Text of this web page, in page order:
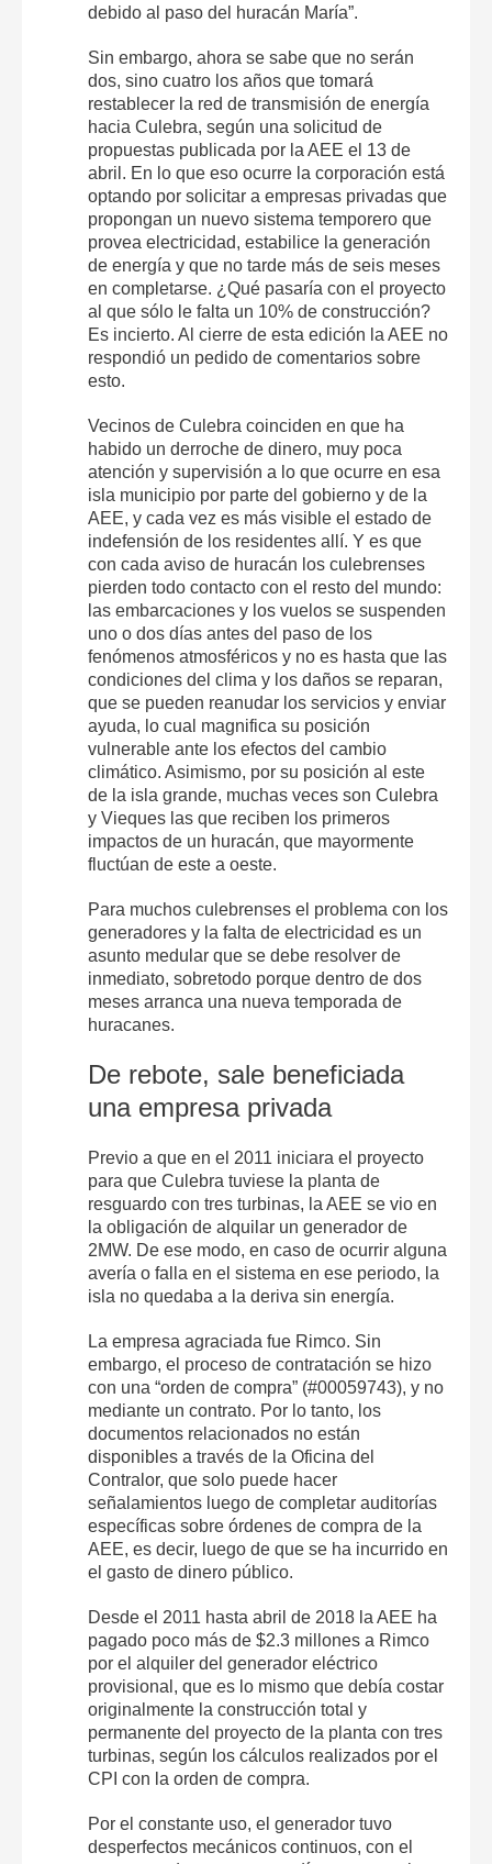
debido al paso del huracán María”.
Sin embargo, ahora se sabe que no serán
dos, sino cuatro los años que tomará
restablecer la red de transmisión de energía
hacia Culebra, según una solicitud de
propuestas publicada por la AEE el 13 de
abril. En lo que eso ocurre la corporación está
optando por solicitar a empresas privadas que
propongan un nuevo sistema temporero que
provea electricidad, estabilice la generación
de energía y que no tarde más de seis meses
en completarse. ¿Qué pasaría con el proyecto
al que sólo le falta un 10% de construcción?
Es incierto. Al cierre de esta edición la AEE no
respondió un pedido de comentarios sobre
esto.
Vecinos de Culebra coinciden en que ha
habido un derroche de dinero, muy poca
atención y supervisión a lo que ocurre en esa
isla municipio por parte del gobierno y de la
AEE, y cada vez es más visible el estado de
indefensión de los residentes allí. Y es que
con cada aviso de huracán los culebrenses
pierden todo contacto con el resto del mundo:
las embarcaciones y los vuelos se suspenden
uno o dos días antes del paso de los
fenómenos atmosféricos y no es hasta que las
condiciones del clima y los daños se reparan,
que se pueden reanudar los servicios y enviar
ayuda, lo cual magnifica su posición
vulnerable ante los efectos del cambio
climático. Asimismo, por su posición al este
de la isla grande, muchas veces son Culebra
y Vieques las que reciben los primeros
impactos de un huracán, que mayormente
fluctúan de este a oeste.
Para muchos culebrenses el problema con los
generadores y la falta de electricidad es un
asunto medular que se debe resolver de
inmediato, sobretodo porque dentro de dos
meses arranca una nueva temporada de
huracanes.
De rebote, sale beneficiada
una empresa privada
Previo a que en el 2011 iniciara el proyecto
para que Culebra tuviese la planta de
resguardo con tres turbinas, la AEE se vio en
la obligación de alquilar un generador de
2MW. De ese modo, en caso de ocurrir alguna
avería o falla en el sistema en ese periodo, la
isla no quedaba a la deriva sin energía.
La empresa agraciada fue Rimco. Sin
embargo, el proceso de contratación se hizo
con una “orden de compra” (#00059743), y no
mediante un contrato. Por lo tanto, los
documentos relacionados no están
disponibles a través de la Oficina del
Contralor, que solo puede hacer
señalamientos luego de completar auditorías
específicas sobre órdenes de compra de la
AEE, es decir, luego de que se ha incurrido en
el gasto de dinero público.
Desde el 2011 hasta abril de 2018 la AEE ha
pagado poco más de $2.3 millones a Rimco
por el alquiler del generador eléctrico
provisional, que es lo mismo que debía costar
originalmente la construcción total y
permanente del proyecto de la planta con tres
turbinas, según los cálculos realizados por el
CPI con la orden de compra.
Por el constante uso, el generador tuvo
desperfectos mecánicos continuos, con el